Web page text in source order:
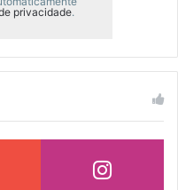
privacidade.